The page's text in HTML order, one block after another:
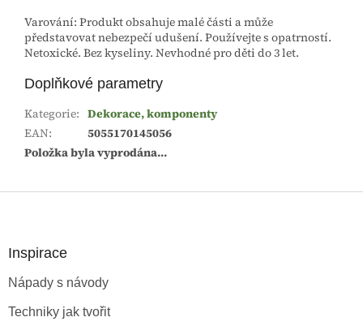
Varování: Produkt obsahuje malé části a může
představovat nebezpečí udušení. Používejte s opatrností.
Netoxické. Bez kyseliny. Nevhodné pro děti do 3 let.
Doplňkové parametry
Kategorie: Dekorace, komponenty
EAN:
5055170145056
Položka byla vyprodána…
Inspirace
Nápady s návody
Techniky jak tvořit